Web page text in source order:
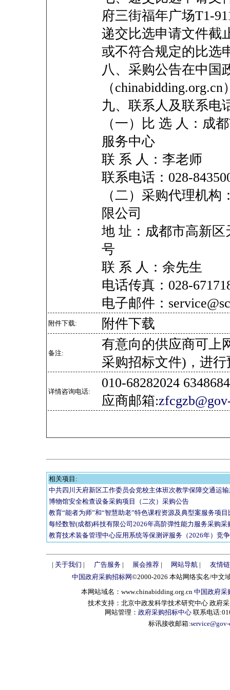
府三街福年广场T1-
递交比选申请文件截
或不符合规定的比选
八、采购公告在中国
（
九、联系人及联系电
（一）比 选 人：成
服务中心
联 系 人：李老师
联系电话：028-
（二）采购代理机
限公司
地 址：成都市高新区
号
联 系 人：余先生
电话传真：028-
电子邮件：
附件下载: 附件下载
备注:
有意向的供应商可上
采购招标文件)，进
详情咨询电话:
010-68282024
应商邮箱:
相关项目:
中共四川天府新区工作委员会党校主体班次教学保障交通运
博物馆安全检查设备采购项目（二次）采购公告
教育“能者为师”和“智慧助老”特色课程资源及典型案服务项
每经数智(成都)科技有限公司2026年高阶弹性能力服务采购采
教育技术装备管理中心应用系统等保测评服务（2026年）竞
| 关于我们 | 广告服务| 展会推荐| 网站导航 |
友情
中国政府采购招标网©2000-2026 本站网络实名/中文
本网站域名：www.chinabidding.org.cn 中国政府采
技术支持：北京中政发科学技术研究中心 政府
网站管理： 政府采购招标中心 联系电话
标讯接收邮箱: